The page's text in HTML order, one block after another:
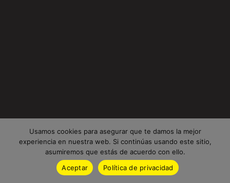
Usamos cookies para asegurar que te damos la mejor
experiencia en nuestra web. Si continúas usando este sitio,
asumiremos que estás de acuerdo con ello.
Aceptar
Política de privacidad